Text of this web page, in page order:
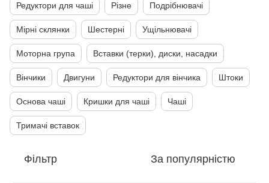
Редуктори для чаші Різне Подрібнювачі
Мірні склянки Шестерні Ущільнювачі
Моторна група Вставки (терки), диски, насадки
Вінчики Двигуни Редуктори для вінчика Штоки
Основа чаші Кришки для чаші Чаші
Тримачі вставок
Фільтр За популярністю